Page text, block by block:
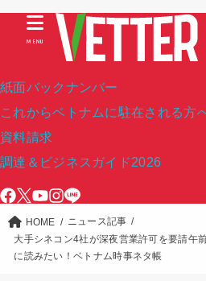
紙面バックナンバー
これからベトナムに駐在される方
資料請求
調達＆ビジネスガイド2026
MENU
HOME
ニュース記事
大手シネコン4社が深夜営業許可を要請午
に読みたい！ベトナム時事ネタ帳